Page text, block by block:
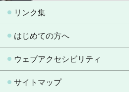
リンク集
はじめての方へ
ウェブアクセシビリティ
サイトマップ